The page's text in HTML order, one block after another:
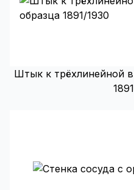
Штык к трёхлинейной